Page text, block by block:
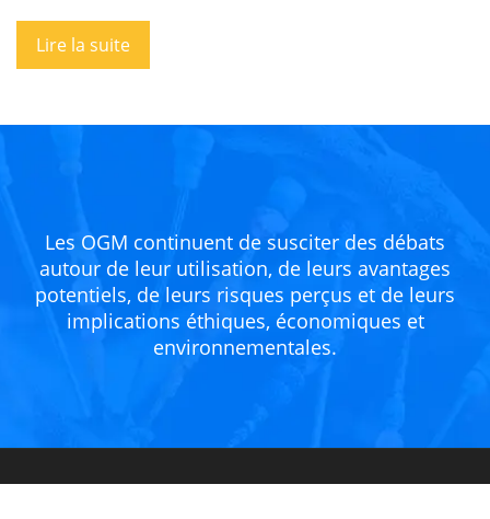
Lire la suite
Les OGM continuent de susciter des débats
autour de leur utilisation, de leurs avantages
potentiels, de leurs risques perçus et de leurs
implications éthiques, économiques et
environnementales.